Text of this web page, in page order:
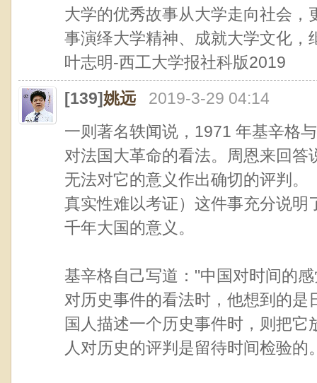
大学的优秀故事从大学走向社会
事演绎大学精神、成就大学文化
叶志明-西工大学报社科版2019
[139]姚远
2019-3-29 04:14
一则著名轶闻说，1971 年基辛格
对法国大革命的看法。周恩来回
无法对它的意义作出确切的评判
真实性难以考证）这件事充分说
千年大国的意义。
基辛格自己写道："中国对时间的
对历史事件的看法时，他想到的
国人描述一个历史事件时，则把
人对历史的评判是留待时间检验的